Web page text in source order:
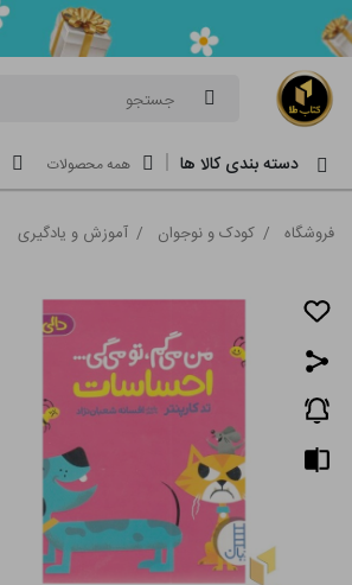
جستجو
دسته بندی کالا ها همه محصولات
فروشگاه / کودک و نوجوان / آموزش و یادگیری